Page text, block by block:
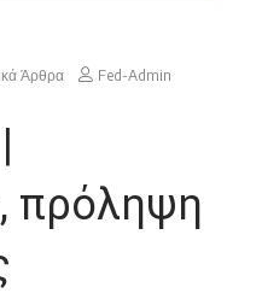
Άρθρα Fed-Admin
πρόληψη